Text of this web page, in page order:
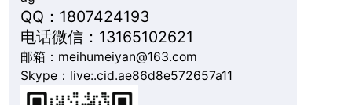
QQ：1807424193
电话微信：13165102621
邮箱：meihumeiyan@163.com
Skype：live:.cid.ae86d8e572657a11